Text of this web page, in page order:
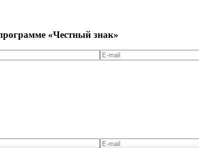
«Честный знак»